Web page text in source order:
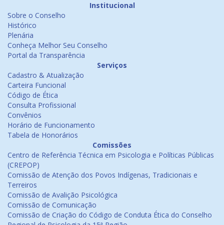
Institucional
Sobre o Conselho
Histórico
Plenária
Conheça Melhor Seu Conselho
Portal da Transparência
Serviços
Cadastro & Atualização
Carteira Funcional
Código de Ética
Consulta Profissional
Convênios
Horário de Funcionamento
Tabela de Honorários
Comissões
Centro de Referência Técnica em Psicologia e Políticas Públicas
(CREPOP)
Comissão de Atenção dos Povos Indígenas, Tradicionais e
Terreiros
Comissão de Avalição Psicológica
Comissão de Comunicação
Comissão de Criação do Código de Conduta Ética do Conselho